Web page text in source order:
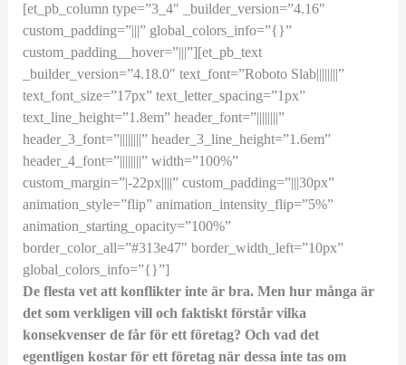
[et_pb_column type=”3_4″ _builder_version=”4.16″
custom_padding=”|||” global_colors_info=”{}”
custom_padding__hover=”|||”][et_pb_text
_builder_version=”4.18.0″ text_font=”Roboto Slab||||||||”
text_font_size=”17px” text_letter_spacing=”1px”
text_line_height=”1.8em” header_font=”||||||||”
header_3_font=”||||||||” header_3_line_height=”1.6em”
header_4_font=”||||||||” width=”100%”
custom_margin=”|-22px||||” custom_padding=”|||30px”
animation_style=”flip” animation_intensity_flip=”5%”
animation_starting_opacity=”100%”
border_color_all=”#313e47″ border_width_left=”10px”
global_colors_info=”{}”]
De flesta vet att konflikter inte är bra. Men hur många är
det som verkligen vill och faktiskt förstår vilka
konsekvenser de får för ett företag? Och vad det
egentligen kostar för ett företag när dessa inte tas om